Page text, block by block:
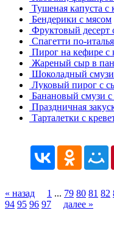
Тушеная капуста
Бендерики с мясом
Фруктовый
Спагетти по-
Пирог на кефире с
Жареный сыр в
Шоколадный
Луковый пирог с
Банановый смузи
Праздничная
Тарталетки с
« назад 1 ... 79 80 81 82
94 95 96 97 далее »